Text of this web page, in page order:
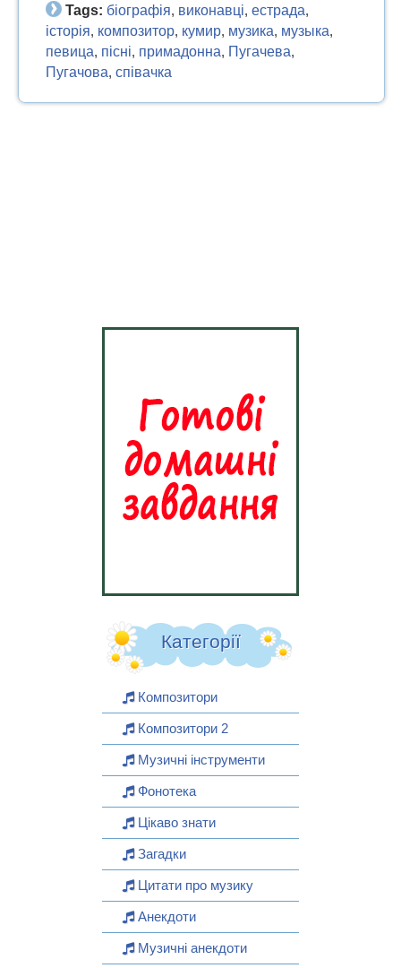
Tags: біографія, виконавці, естрада,
історія, композитор, кумир, музика, музыка,
певица, пісні, примадонна, Пугачева,
Пугачова, співачка
Категорії
Композитори
Композитори 2
Музичні інструменти
Фонотека
Цікаво знати
Загадки
Цитати про музику
Анекдоти
Музичні анекдоти